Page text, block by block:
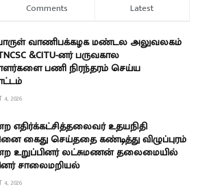
Comments Latest
வாணிபக்கழக மண்டல அலுவலகம்
&CITU-னர் பருவகால
பணி நிரந்தரம் செய்ய
4, 2026
எதிர்க்கட்சித்தலைவர் உதயநிதி
கைது செய்ததை கண்டித்து விழுப்புரம்
உறுப்பினர் லட்சுமணன் தலைமையில்
சாலைமறியல்
4, 2026